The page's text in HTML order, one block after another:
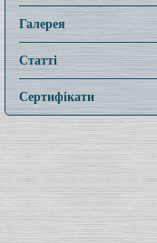
Галерея
Статті
Сертифікати